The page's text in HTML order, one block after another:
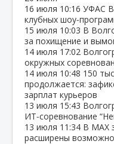
16 июля 10:16 УФАС
клубных
15 июля 10:03 В
за похищение и
14 июля 17:02
окружных
14 июля 10:48 150
продолжается:
зарплат курьеров
13 июля 15:43
ИТ‑соревнование
13 июля 11:34 В МАХ
расширены